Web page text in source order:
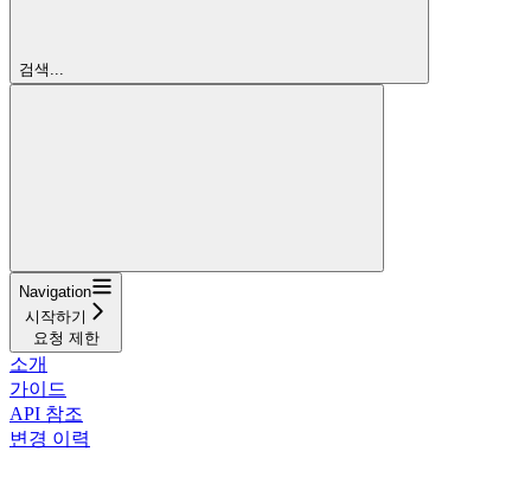
검색...
Navigation
시작하기
요청 제한
소개
가이드
API 참조
변경 이력